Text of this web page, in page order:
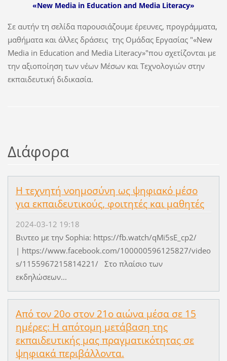
«New Media in Education and Media Literacy»
Σε αυτήν τη σελίδα παρουσιάζουμε έρευνες, προγράμματα,
μαθήματα και άλλες δράσεις της Ομάδας Εργασίας "«New
Media in Education and Media Literacy»"που σχετίζονται με
την αξιοποίηση των νέων Μέσων και Τεχνολογιών στην
εκπαιδευτική διδικασία.
Διάφορα
Η τεχνητή νοημοσύνη ως ψηφιακό μέσο
για εκπαιδευτικούς, φοιτητές και μαθητές
2024-03-12 19:18
Βιντεο με την Sophia: https://fb.watch/qMi5sE_cp2/
| https://www.facebook.com/100000596125827/video
s/1155967215814221/ Στο πλαίσιο των
εκδηλώσεων...
Από τον 20ο στον 21ο αιώνα μέσα σε 15
ημέρες: Η απότομη μετάβαση της
εκπαιδευτικής μας πραγματικότητας σε
ψηφιακά περιβάλλοντα.